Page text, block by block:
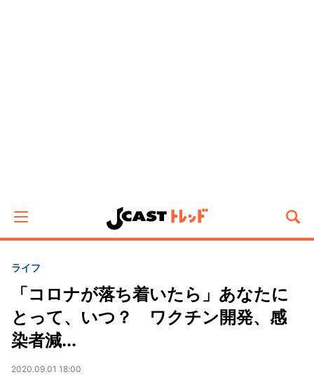
ライフ
「コロナが落ち着いたら」あなたに
とって、いつ？ ワクチン開発、感
染者減...
2020.09.01 18:00